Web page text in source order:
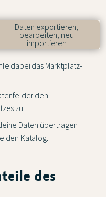
Daten exportieren,
bearbeiten, neu
importieren
dabei das Marktplatz-
den
zu.
Daten übertragen
den Katalog.
des